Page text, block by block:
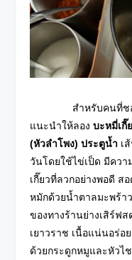
สำหรับคนที่ชอบทา
แนะนำให้ลองบะหมี่เกี๊
(หัวลำโพง) ประตูน้ำ เ
วันโดยใช้ไข่เป็ด มีควา
เกี๊ยวที่ลวกอย่างพอดี ส
หมักด้วยน้ำตาลมะพร้า
ของทางร้านย่างเสิร์ฟ
เยาวราช เนื้อแน่นอร่อ
ด้วยกระดูกหมูและหัวไ